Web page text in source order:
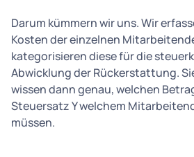
Darum kümmern wir uns. Wir
Kosten der einzelnen
kategorisieren diese für die
Abwicklung der Rückerstattung.
wissen dann genau, welchen
Steuersatz Y welchem
müssen.